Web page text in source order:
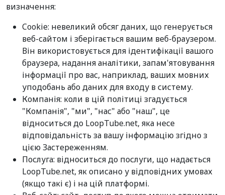
визначення:
Cookie: невеликий обсяг даних, що генерується
веб-сайтом і зберігається вашим веб-браузером.
Він використовується для ідентифікації вашого
браузера, надання аналітики, запам'ятовування
інформації про вас, наприклад, ваших мовних
уподобань або даних для входу в систему.
Компанія: коли в цій політиці згадується
"Компанія", "ми", "нас" або "наш", це
відноситься до LoopTube.net, яка несе
відповідальність за вашу інформацію згідно з
цією Застереженням.
Послуга: відноситься до послуги, що надається
LoopTube.net, як описано у відповідних умовах
(якщо такі є) і на цій платформі.